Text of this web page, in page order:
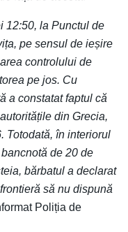
12:50, la Punctul de
pe sensul de ieșire
controlului de
pe jos. Cu
a constatat faptul că
din Grecia,
Totodată, în interiorul
de 20 de
bărbatul a declarat
să nu dispună
Poliția de